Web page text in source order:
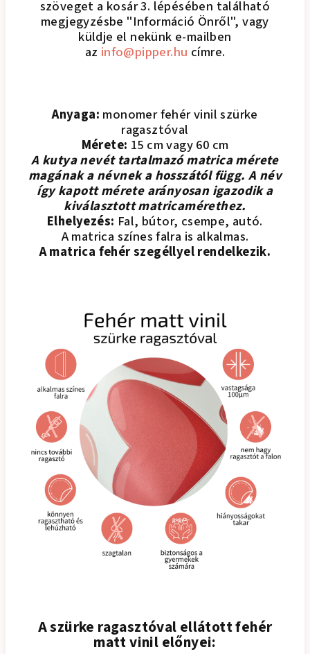
szöveget a kosár 3. lépésében található
megjegyzésbe "Információ Önről", vagy
küldje el nekünk e-mailben
az info@pipper.hu címre.
Anyaga: monomer fehér vinil szürke
ragasztóval
Mérete: 15 cm vagy 60 cm
A kutya nevét tartalmazó matrica mérete
magának a névnek a hosszától függ. A név
így kapott mérete arányosan igazodik a
kiválasztott matricamérethez.
Elhelyezés: Fal, bútor, csempe, autó.
A matrica színes falra is alkalmas.
A matrica fehér szegéllyel rendelkezik.
A szürke ragasztóval ellátott fehér
matt vinil előnyei: